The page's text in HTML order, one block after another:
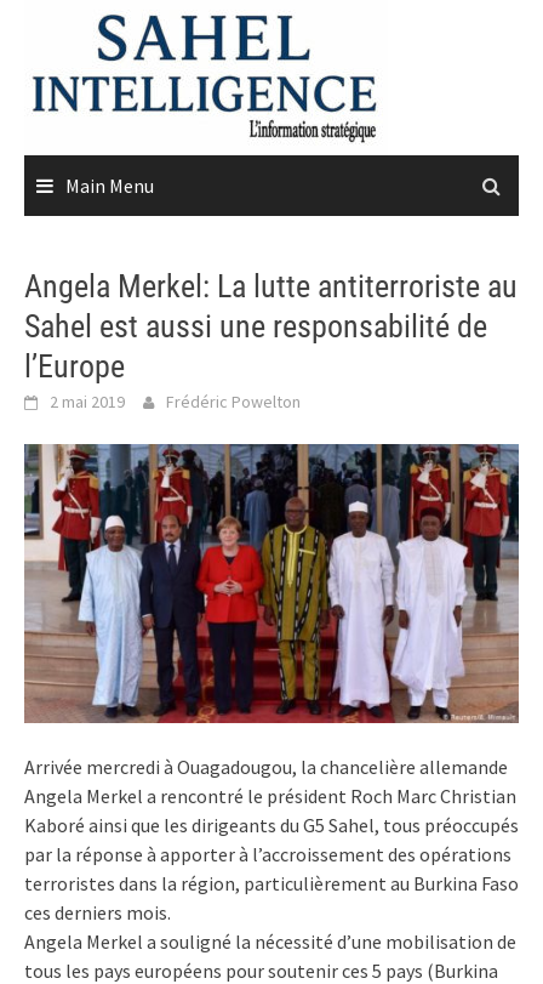
content
Main Menu
Angela Merkel: La lutte antiterroriste au
Sahel est aussi une responsabilité de
l’Europe
2 mai 2019 Frédéric Powelton
Arrivée mercredi à Ouagadougou, la chancelière allemande
Angela Merkel a rencontré le président Roch Marc Christian
Kaboré ainsi que les dirigeants du G5 Sahel, tous préoccupés
par la réponse à apporter à l’accroissement des opérations
terroristes dans la région, particulièrement au Burkina Faso
ces derniers mois.
Angela Merkel a souligné la nécessité d’une mobilisation de
tous les pays européens pour soutenir ces 5 pays (Burkina